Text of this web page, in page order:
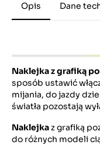
Opis Dane
Naklejka z grafiką
sposób ustawić
mijania, do jazdy
światła pozostają
Naklejkaz grafiką
do różnych modeli